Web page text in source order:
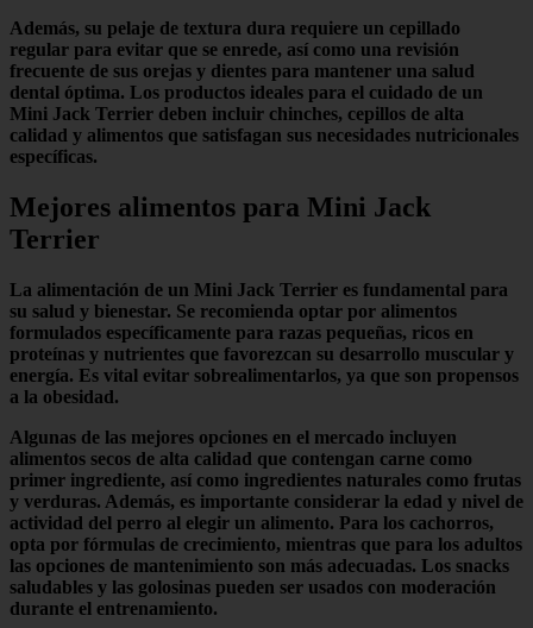
Además, su pelaje de textura dura requiere un cepillado
regular para evitar que se enrede, así como una revisión
frecuente de sus orejas y dientes para mantener una salud
dental óptima. Los productos ideales para el cuidado de un
Mini Jack Terrier deben incluir chinches, cepillos de alta
calidad y alimentos que satisfagan sus necesidades nutricionales
específicas.
Mejores alimentos para Mini Jack
Terrier
La alimentación de un Mini Jack Terrier es fundamental para
su salud y bienestar. Se recomienda optar por alimentos
formulados específicamente para razas pequeñas, ricos en
proteínas y nutrientes que favorezcan su desarrollo muscular y
energía. Es vital evitar sobrealimentarlos, ya que son propensos
a la obesidad.
Algunas de las mejores opciones en el mercado incluyen
alimentos secos de alta calidad que contengan carne como
primer ingrediente, así como ingredientes naturales como frutas
y verduras. Además, es importante considerar la edad y nivel de
actividad del perro al elegir un alimento. Para los cachorros,
opta por fórmulas de crecimiento, mientras que para los adultos
las opciones de mantenimiento son más adecuadas. Los snacks
saludables y las golosinas pueden ser usados con moderación
durante el entrenamiento.